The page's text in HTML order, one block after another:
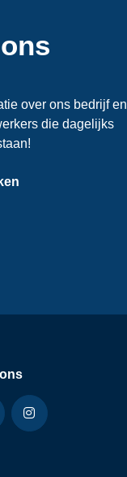
over ons bedrijf en
die dagelijks